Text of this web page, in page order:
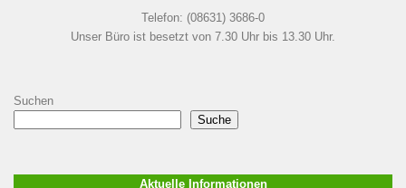
Telefon: (08631) 3686-0
Unser Büro ist besetzt von 7.30 Uhr bis 13.30 Uhr.
Suchen
Suche
Aktuelle Informationen